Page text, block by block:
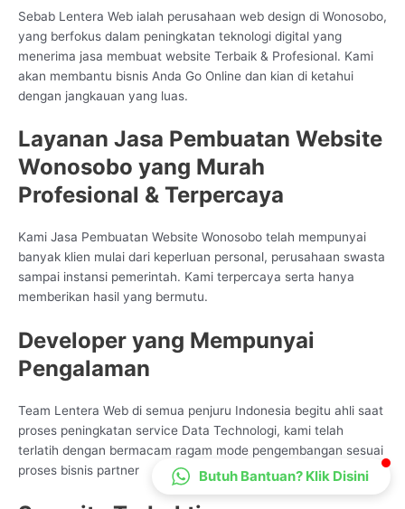
Sebab Lentera Web ialah perusahaan web design di Wonosobo,
yang berfokus dalam peningkatan teknologi digital yang
menerima jasa membuat website Terbaik & Profesional. Kami
akan membantu bisnis Anda Go Online dan kian di ketahui
dengan jangkauan yang luas.
Layanan Jasa Pembuatan Website
Wonosobo yang Murah
Profesional & Terpercaya
Kami Jasa Pembuatan Website Wonosobo telah mempunyai
banyak klien mulai dari keperluan personal, perusahaan swasta
sampai instansi pemerintah. Kami terpercaya serta hanya
memberikan hasil yang bermutu.
Developer yang Mempunyai
Pengalaman
Team Lentera Web di semua penjuru Indonesia begitu ahli saat
proses peningkatan service Data Technologi, kami telah
terlatih dengan bermacam ragam mode pengembangan sesuai
proses bisnis partner
Online
Butuh Bantuan? Klik Disini